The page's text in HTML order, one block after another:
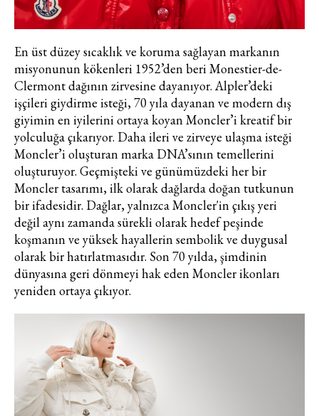
En üst düzey sıcaklık ve koruma sağlayan markanın
misyonunun kökenleri 1952’den beri Monestier-de-
Clermont dağının zirvesine dayanıyor. Alpler’deki
işçileri giydirme isteği, 70 yıla dayanan ve modern dış
giyimin en iyilerini ortaya koyan Moncler’i kreatif bir
yolculuğa çıkarıyor. Daha ileri ve zirveye ulaşma isteği
Moncler’i oluşturan marka DNA’sının temellerini
oluşturuyor. Geçmişteki ve günümüzdeki her bir
Moncler tasarımı, ilk olarak dağlarda doğan tutkunun
bir ifadesidir. Dağlar, yalnızca Moncler'in çıkış yeri
değil aynı zamanda sürekli olarak hedef peşinde
koşmanın ve yüksek hayallerin sembolik ve duygusal
olarak bir hatırlatmasıdır. Son 70 yılda, şimdinin
dünyasına geri dönmeyi hak eden Moncler ikonları
yeniden ortaya çıkıyor.